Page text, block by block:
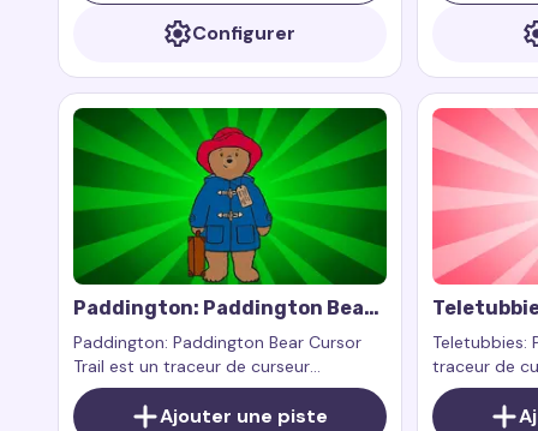
Configurer
Paddington: Paddington Bear
Cursor Trail
Paddington: Paddington Bear Cursor
Trail est un traceur de curseur
personnalisé inspiré par Paddington
lui-même, l'ours mignon du Pérou qui
Ajouter une piste
Teletubbies:
traceur de
par l'un des
du